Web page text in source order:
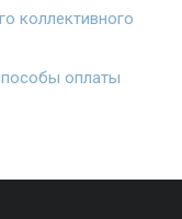
коллективного
оплаты